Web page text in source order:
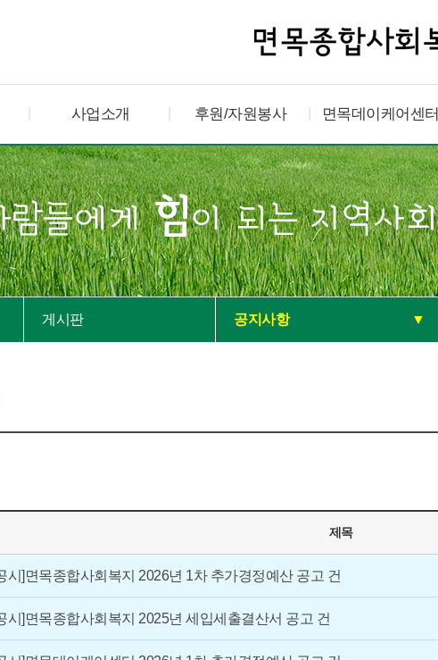
사업소개 후원/자원봉사 면목데이케어센터
게시판 공지사항 ▼
제목
시]면목종합사회복지 2026년 1차 추가경정예산 공고 건
시]면목종합사회복지 2025년 세입세출결산서 공고 건